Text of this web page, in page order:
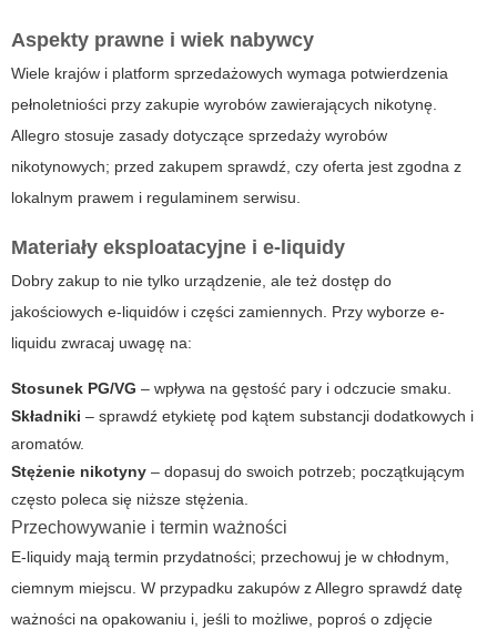
Aspekty prawne i wiek nabywcy
Wiele krajów i platform sprzedażowych wymaga potwierdzenia
pełnoletniości przy zakupie wyrobów zawierających nikotynę.
Allegro stosuje zasady dotyczące sprzedaży wyrobów
nikotynowych; przed zakupem sprawdź, czy oferta jest zgodna z
lokalnym prawem i regulaminem serwisu.
Materiały eksploatacyjne i e-liquidy
Dobry zakup to nie tylko urządzenie, ale też dostęp do
jakościowych e-liquidów i części zamiennych. Przy wyborze e-
liquidu zwracaj uwagę na:
Stosunek PG/VG – wpływa na gęstość pary i odczucie smaku.
Składniki – sprawdź etykietę pod kątem substancji dodatkowych i
aromatów.
Stężenie nikotyny – dopasuj do swoich potrzeb; początkującym
często poleca się niższe stężenia.
Przechowywanie i termin ważności
E-liquidy mają termin przydatności; przechowuj je w chłodnym,
ciemnym miejscu. W przypadku zakupów z Allegro sprawdź datę
ważności na opakowaniu i, jeśli to możliwe, poproś o zdjęcie